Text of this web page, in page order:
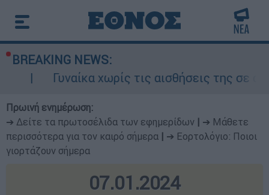
BREAKING NEWS:
χωρίς τις αισθήσεις της σε ακάλυπτο
Πρωινή ενημέρωση:
➔ Δείτε τα πρωτοσέλιδα των εφημερίδων
➔ Μάθετε
περισσότερα για τον καιρό σήμερα
➔ Εορτολόγιο: Ποιοι
γιορτάζουν σήμερα
07.01.2024